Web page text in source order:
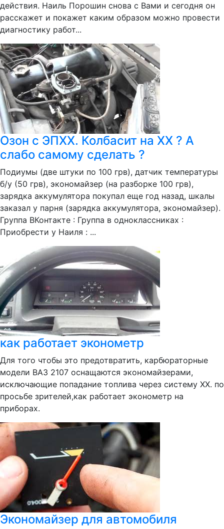
действия. Наиль Порошин снова с Вами и сегодня он
расскажет и покажет каким образом можно провести
диагностику работ...
Озон с ЭПХХ. Колбасит на ХХ ? А
слабо самому сделать ?
Подиумы (две штуки по 100 грв), датчик температуры
б/у (50 грв), экономайзер (на разборке 100 грв),
зарядка аккумулятора покупал еще год назад, шкалы
заказал у парня (зарядка аккумулятора, экономайзер).
Группа ВКонтакте : Группа в одноклассниках :
Приобрести у Наиля : ...
как работает эконометр
Для того чтобы это предотвратить, карбюраторные
модели ВАЗ 2107 оснащаются экономайзерами,
исключающие попадание топлива через систему ХХ. по
просьбе зрителей,как работает эконометр на
приборах.
Экономайзер для автомобиля